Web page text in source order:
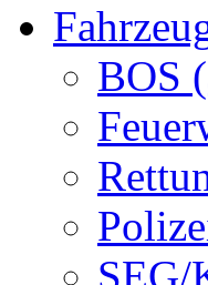
BOS
SEG/